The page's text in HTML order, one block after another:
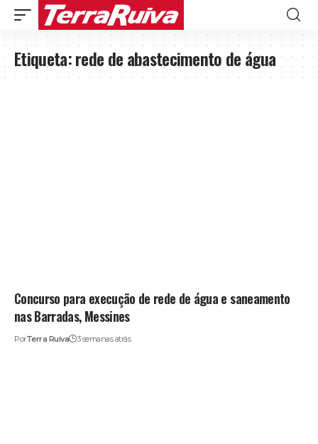
Etiqueta:rede de abastecimento de água
Concurso para execução de rede de água e saneamento
nas Barradas, Messines
PorTerra Ruiva 3 semanas atrás